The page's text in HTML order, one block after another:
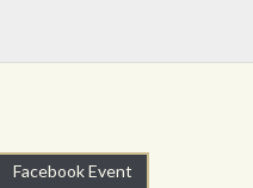
Facebook Event